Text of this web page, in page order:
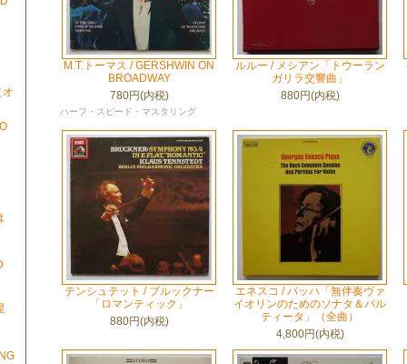
オ
M.T.トーマス / GERSHWIN ON
BROADWAY
780円(内税)
ハーフ・スピード・マスタリング
ルルー / メシアン「トウーラン
ガリラ交響曲」
880円(内税)
テンシュテット / ブルックナー
「ロマンティック」
880円(内税)
エネスコ / バッハ「無伴奏ヴァ
イオリンのためのソナタ＆パル
ティータ」（全曲）
4,800円(内税)